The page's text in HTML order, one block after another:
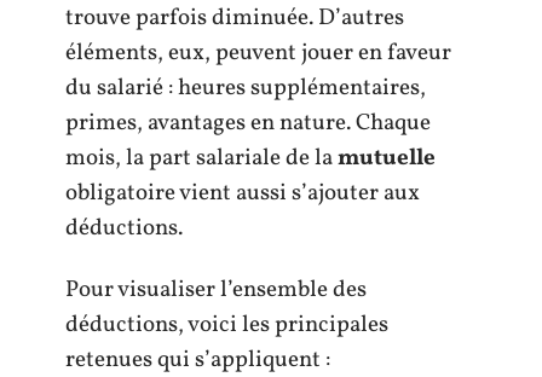
trouve parfois diminuée. D’autres
éléments, eux, peuvent jouer en faveur
du salarié : heures supplémentaires,
primes, avantages en nature. Chaque
mois, la part salariale de lamutuelle
obligatoire vient aussi s’ajouter aux
déductions.
Pour visualiser l’ensemble des
déductions, voici les principales
retenues qui s’appliquent :